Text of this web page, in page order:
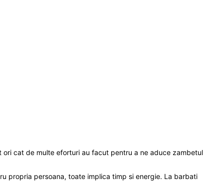
cat de multe eforturi au facut pentru a ne aduce zambetul
propria persoana, toate implica timp si energie. La barbati